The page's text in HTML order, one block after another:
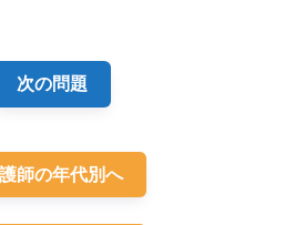
次の問題
師の年代別へ